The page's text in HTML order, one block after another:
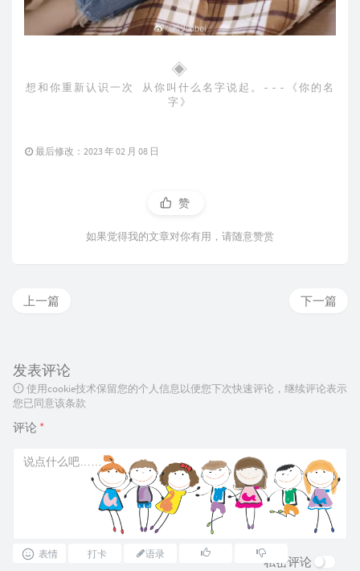
◈
想和你重新认识一次 从你叫什么名字说起。---《你的名
字》
最后修改：2023 年 02 月 08 日
赞
如果觉得我的文章对你有用，请随意赞赏
下一篇
上一篇
发表评论
使用cookie技术保留您的个人信息以便您下次快速评论，继续评论表示
您已同意该条款
评论 *
表情 打卡 语录
私密评论